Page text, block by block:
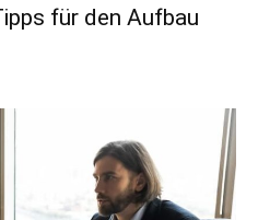
für den Aufbau